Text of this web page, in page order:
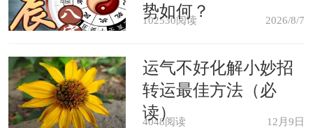
暗示你对性缺乏安全感，害怕阳痿。
梦见刀折断了，弯曲或是变软，同
样暗示了你对性能力的担心。
势如何？
102530阅读 2026/8/7
运气不好化解小妙招
转运最佳方法（必
读）
4048阅读 12月9日